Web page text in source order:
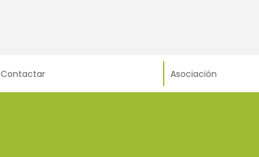
Contactar Asociación